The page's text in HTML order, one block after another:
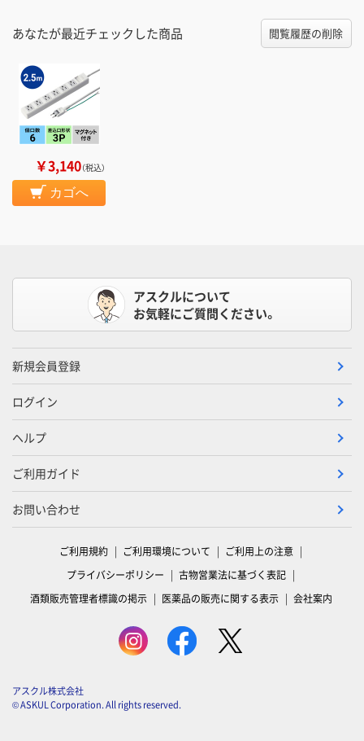
あなたが最近チェックした商品 閲覧履歴の削除
￥3,140（税込）
カゴへ
アスクルについて
お気軽にご質問ください。
新規会員登録
ログイン
ヘルプ
ご利用ガイド
お問い合わせ
ご利用規約 ご利用環境について
ご利用上の注意
プライバシーポリシー
古物営業法に基づく表記
酒類販売管理者標識の掲示
医薬品の販売に関する表示 会社案内
アスクル株式会社
© ASKUL Corporation. All rights reserved.